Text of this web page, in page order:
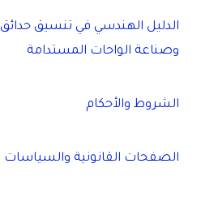
الدليل الهندسي في تنسيق حدائق
وصناعة الواحات المستدامة
الشروط والأحكام
الصفحات القانونية والسياسات